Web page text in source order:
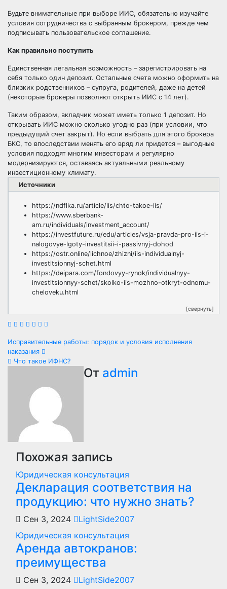
Будьте внимательные при выборе ИИС, обязательно изучайте
условия сотрудничества с выбранным брокером, прежде чем
подписывать пользовательское соглашение.
Как правильно поступить
Единственная легальная возможность – зарегистрировать на
себя только один депозит. Остальные счета можно оформить на
близких родственников – супруга, родителей, даже на детей
(некоторые брокеры позволяют открыть ИИС с 14 лет).
Таким образом, вкладчик может иметь только 1 депозит. Но
открывать ИИС можно сколько угодно раз (при условии, что
предыдущий счет закрыт). Но если выбрать для этого брокера
БКС, то впоследствии менять его вряд ли придется – выгодные
условия подходят многим инвесторам и регулярно
модернизируются, оставаясь актуальными реальному
инвестиционному климату.
Источники
https://ndflka.ru/article/iis/chto-takoe-iis/
https://www.sberbank-
am.ru/individuals/investment_account/
https://investfuture.ru/edu/articles/vsja-pravda-pro-iis-i-
nalogovye-lgoty-investitsii-i-passivnyj-dohod
https://ostr.online/lichnoe/zhizni/iis-individualnyj-
investitsionnyj-schet.html
https://deipara.com/fondovyy-rynok/individualnyy-
investitsionnyy-schet/skolko-iis-mozhno-otkryt-odnomu-
cheloveku.html
[свернуть]
Навигация
по
записям
Исправительные работы: порядок и условия исполнения
наказания
Что такое ИФНС?
От admin
Похожая запись
Юридическая консультация
Декларация соответствия на
продукцию: что нужно знать?
Сен 3, 2024
LightSide2007
Юридическая консультация
Аренда автокранов:
преимущества
Сен 3, 2024
LightSide2007